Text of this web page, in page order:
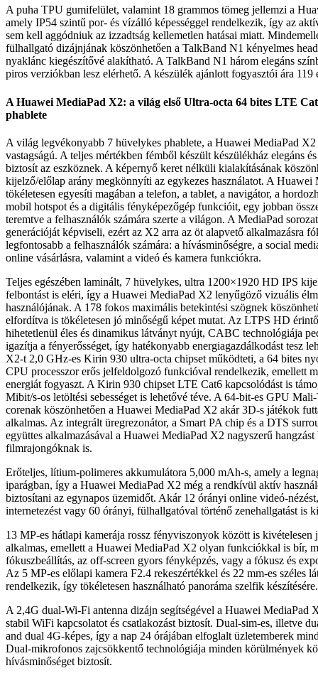
A puha TPU gumifelület, valamint 18 grammos tömeg jellemzi a
amely IP54 szintű por- és vízálló képességgel rendelkezik, így az
sem kell aggódniuk az izzadtság kellemetlen hatásai miatt.
fülhallgató dizájnjának köszönhetően a TalkBand N1 kényelmes
nyaklánc kiegészítővé alakítható. A TalkBand N1 három elegáns
piros verziókban lesz elérhető. A készülék ajánlott fogyasztói ára 119
A Huawei MediaPad X2: a világ első Ultra-octa 64 bites LTE
phablete
A világ legvékonyabb 7 hüvelykes phablete, a Huawei MediaPad
vastagságú. A teljes mértékben fémből készült készülékház elegáns
biztosít az eszköznek. A képernyő keret nélküli kialakításának
kijelző/előlap arány megkönnyíti az egykezes használatot. A Huawei
tökéletesen egyesíti magában a telefon, a tablet, a navigátor, a
mobil hotspot és a digitális fényképezőgép funkcióit, egy jobban
teremtve a felhasználók számára szerte a világon. A MediaPad
generációját képviseli, ezért az X2 arra az öt alapvető alkalmazásra
legfontosabb a felhasználók számára: a hívásminőségre, a social
online vásárlásra, valamint a videó és kamera funkciókra.
Teljes egészében laminált, 7 hüvelykes, ultra 1200×1920 HD IPS
felbontást is eléri, így a Huawei MediaPad X2 lenyűgöző vizuális
használójának. A 178 fokos maximális betekintési szögnek
elfordítva is tökéletesen jó minőségű képet mutat. Az LTPS HD
hihetetlenül éles és dinamikus látványt nyújt, CABC technológiája
igazítja a fényerősséget, így hatékonyabb energiagazdálkodást tesz
X2-t 2,0 GHz-es Kirin 930 ultra-octa chipset működteti, a 64 bites
CPU processzor erős jelfeldolgozó funkcióval rendelkezik, emellett
energiát fogyaszt. A Kirin 930 chipset LTE Cat6 kapcsolódást is
Mibit/s-os letöltési sebességet is lehetővé téve. A 64-bit-es GPU
corenak köszönhetően a Huawei MediaPad X2 akár 3D-s játékok
alkalmas. Az integrált üregrezonátor, a Smart PA chip és a DTS
együttes alkalmazásával a Huawei MediaPad X2 nagyszerű hangzást
filmrajongóknak is.
Erőteljes, lítium-polimeres akkumulátora 5,000 mAh-s, amely a
iparágban, így a Huawei MediaPad X2 még a rendkívül aktív
biztosítani az egynapos üzemidőt. Akár 12 órányi online videó-
internetezést vagy 60 órányi, fülhallgatóval történő zenehallgatást is
13 MP-es hátlapi kamerája rossz fényviszonyok között is kivételesen
alkalmas, emellett a Huawei MediaPad X2 olyan funkciókkal is bír,
fókuszbeállítás, az off-screen gyors fényképzés, vagy a fókusz és
Az 5 MP-es előlapi kamera F2.4 rekeszértékkel és 22 mm-es széles
rendelkezik, így tökéletesen használható panoráma szelfik készítésére.
A 2,4G dual-Wi-Fi antenna dizájn segítségével a Huawei MediaPad
stabil WiFi kapcsolatot és csatlakozást biztosít. Dual-sim-es, illetve
and dual 4G-képes, így a nap 24 órájában elfoglalt üzletemberek
Dual-mikrofonos zajcsökkentő technológiája minden körülmények
hívásminőséget biztosít.